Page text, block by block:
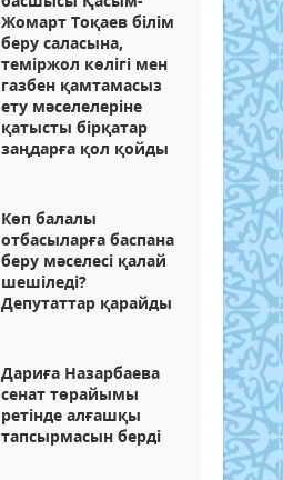
Жомарт Тоқаев білім
беру саласына,
теміржол көлігі мен
газбен қамтамасыз
ету мәселелеріне
қатысты бірқатар
заңдарға қол қойды
Көп балалы
отбасыларға баспана
беру мәселесі қалай
шешіледі?
Депутаттар қарайды
Дариға Назарбаева
сенат төрайымы
ретінде алғашқы
тапсырмасын берді